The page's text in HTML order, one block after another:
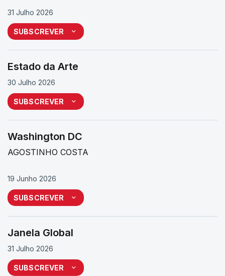
31 Julho 2026
SUBSCREVER
Estado da Arte
30 Julho 2026
SUBSCREVER
Washington DC
AGOSTINHO COSTA
19 Junho 2026
SUBSCREVER
Janela Global
31 Julho 2026
SUBSCREVER